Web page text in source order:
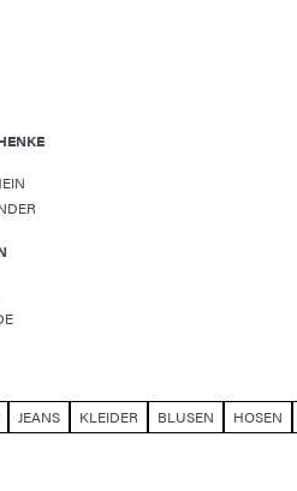
JEANS KLEIDER BLUSEN HOSEN